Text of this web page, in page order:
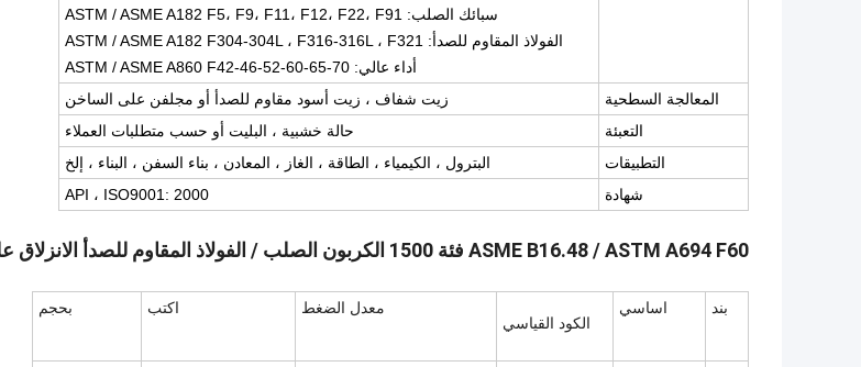
سبائك الصلب: ASTM / ASME A182 F5، F9، F11، F12، F22، F91
الفولاذ المقاوم للصدأ: ASTM / ASME A182 F304-304L ، F316-316L ، F321
أداء عالي: ASTM / ASME A860 F42-46-52-60-65-70
المعالجة السطحية
زيت شفاف ، زيت أسود مقاوم للصدأ أو مجلفن على الساخن
التعبئة
حالة خشبية ، البليت أو حسب متطلبات العملاء
التطبيقات
البترول ، الكيمياء ، الطاقة ، الغاز ، المعادن ، بناء السفن ، البناء ، إلخ
شهادة
API ، ISO9001: 2000
ASME B16.48 / ASTM A694 F60 فئة 1500 الكربون الصلب / الفولاذ المقاوم للصدأ الانزلاق على شفة
بند
اساسي
الكود القياسي
معدل الضغط اكتب بحجم